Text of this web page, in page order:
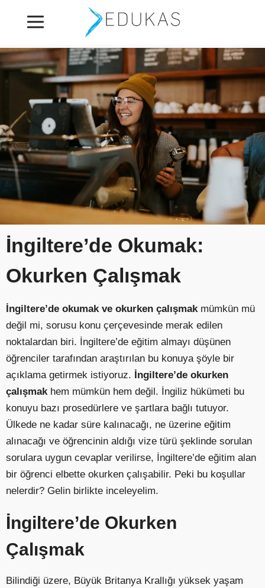
İngiltere’de Okumak:
Okurken Çalışmak
İngiltere’de okumak ve okurken çalışmak mümkün mü
değil mi, sorusu konu çerçevesinde merak edilen
noktalardan biri. İngiltere’de eğitim almayı düşünen
öğrenciler tarafından araştırılan bu konuya şöyle bir
açıklama getirmek istiyoruz. İngiltere’de okurken
çalışmak hem mümkün hem değil. İngiliz hükümeti bu
konuyu bazı prosedürlere ve şartlara bağlı tutuyor.
Ülkede ne kadar süre kalınacağı, ne üzerine eğitim
alınacağı ve öğrencinin aldığı vize türü şeklinde sorulan
sorulara uygun cevaplar verilirse, İngiltere’de eğitim alan
bir öğrenci elbette okurken çalışabilir. Peki bu koşullar
nelerdir? Gelin birlikte inceleyelim.
İngiltere’de Okurken
Çalışmak
Bilindiği üzere, Büyük Britanya Krallığı yüksek yaşam